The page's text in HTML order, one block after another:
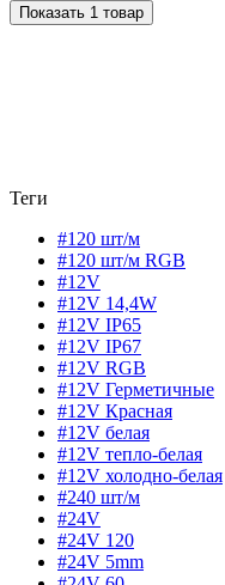
Показать 1 товар
Теги
#120 шт/м
#120 шт/м RGB
#12V
#12V 14,4W
#12V IP65
#12V IP67
#12V RGB
#12V Герметичные
#12V Красная
#12V белая
#12V тепло-белая
#12V холодно-белая
#240 шт/м
#24V
#24V 120
#24V 5mm